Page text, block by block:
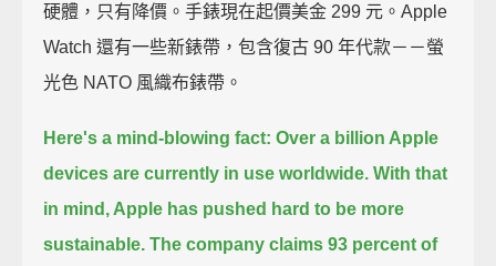
硬體，只有降價。手錶現在起價美金 299 元。Apple
Watch 還有一些新錶帶，包含復古 90 年代款－－螢
光色 NATO 風織布錶帶。
Here's a mind-blowing fact: Over a billion Apple
devices are currently in use worldwide. With that
in mind, Apple has pushed hard to be more
sustainable. The company claims 93 percent of